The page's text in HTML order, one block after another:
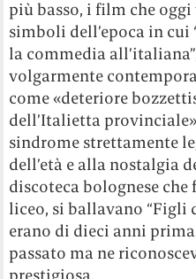
più basso, i film che
simboli dell’epoca in cui
la commedia
volgarmente
come «deteriore
dell’Italietta
sindrome strettamente
dell’età e alla nostalgia
discoteca bolognese
liceo, si ballavano “Figli
erano di dieci anni
passato ma ne